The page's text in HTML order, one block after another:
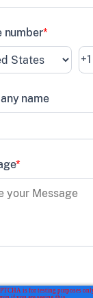
number*
name
*